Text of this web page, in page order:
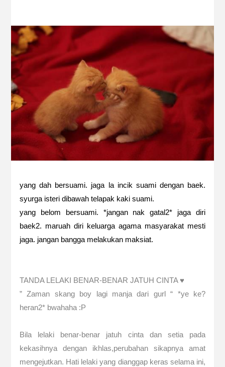
yang dah bersuami. jaga la incik suami dengan baek.
syurga isteri dibawah telapak kaki suami.
yang belom bersuami. *jangan nak gatal2* jaga diri
baek2. maruah diri keluarga agama masyarakat mesti
jaga. jangan bangga melakukan maksiat.
TANDA LELAKI BENAR-BENAR JATUH CINTA ♥
” Zaman skang boy lagi manja dari gurl “ *ye ke?
heran2* bwahaha :P
Bila lelaki benar-benar jatuh cinta dan setia pada
kekasihnya dengan ikhlas,perubahan sikapnya amat
mengejutkan. Hati lelaki yang dianggap keras selama ini,